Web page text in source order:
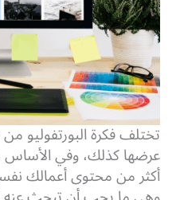
تختلف فكرة البورتفوليو
عرضها كذلك، وفي
أكثر من محتوى أعمالك